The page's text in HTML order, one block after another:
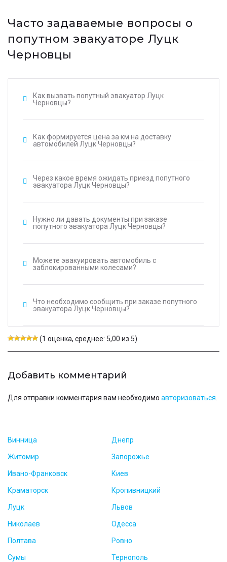
Винница Днепр
Житомир Запорожье
Ивано-Франковск Киев
Краматорск Кропивницкий
Луцк Львов
Николаев Одесса
Полтава Ровно
Сумы Тернополь
Часто задаваемые вопросы о
попутном эвакуаторе Луцк
Черновцы
Как вызвать попутный эвакуатор Луцк
Черновцы?
Как формируется цена за км на доставку
автомобилей Луцк Черновцы?
Через какое время ожидать приезд попутного
эвакуатора Луцк Черновцы?
Нужно ли давать документы при заказе
попутного эвакуатора Луцк Черновцы?
Можете эвакуировать автомобиль с
заблокированными колесами?
Что необходимо сообщить при заказе попутного
эвакуатора Луцк Черновцы?
(1 оценка, среднее: 5,00 из 5)
Добавить комментарий
Для отправки комментария вам необходимо авторизоваться